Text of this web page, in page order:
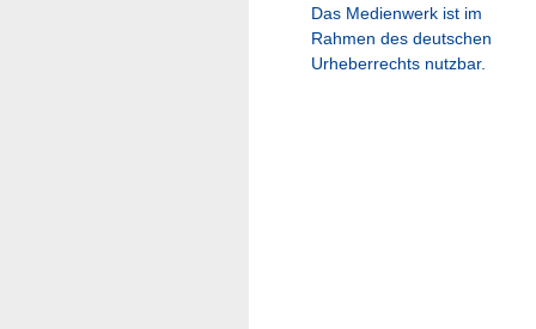
Das Medienwerk ist im
Rahmen des deutschen
Urheberrechts nutzbar.